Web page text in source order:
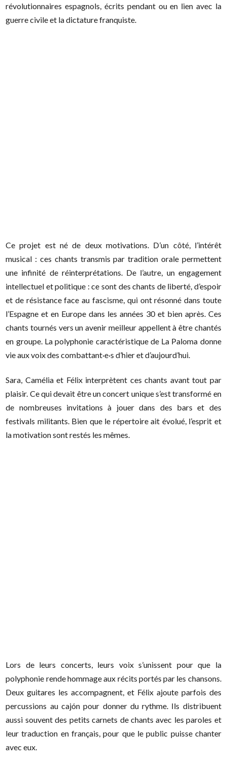
révolutionnaires espagnols, écrits pendant ou en lien avec la
guerre civile et la dictature franquiste.
Ce projet est né de deux motivations. D’un côté, l’intérêt
musical : ces chants transmis par tradition orale permettent
une infinité de réinterprétations. De l’autre, un engagement
intellectuel et politique : ce sont des chants de liberté, d’espoir
et de résistance face au fascisme, qui ont résonné dans toute
l’Espagne et en Europe dans les années 30 et bien après. Ces
chants tournés vers un avenir meilleur appellent à être chantés
en groupe. La polyphonie caractéristique de La Paloma donne
vie aux voix des combattant·e·s d’hier et d’aujourd’hui.
Sara, Camélia et Félix interprètent ces chants avant tout par
plaisir. Ce qui devait être un concert unique s’est transformé en
de nombreuses invitations à jouer dans des bars et des
festivals militants. Bien que le répertoire ait évolué, l’esprit et
la motivation sont restés les mêmes.
Lors de leurs concerts, leurs voix s’unissent pour que la
polyphonie rende hommage aux récits portés par les chansons.
Deux guitares les accompagnent, et Félix ajoute parfois des
percussions au cajón pour donner du rythme. Ils distribuent
aussi souvent des petits carnets de chants avec les paroles et
leur traduction en français, pour que le public puisse chanter
avec eux.